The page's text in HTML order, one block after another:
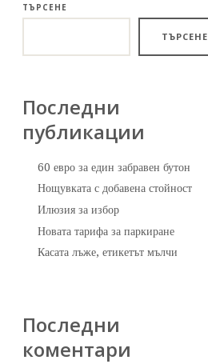
ТЪРСЕНЕ
ТЪРСЕНЕ
Последни
публикации
60 евро за един забравен бутон
Нощувката с добавена стойност
Илюзия за избор
Новата тарифа за паркиране
Касата лъже, етикетът мълчи
Последни
коментари